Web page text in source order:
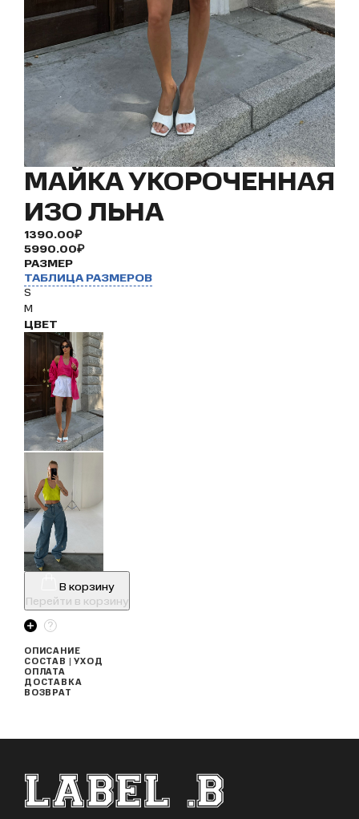
МАЙКА УКОРОЧЕННАЯ
ИЗО ЛЬНА
1390.00₽
5990.00₽
РАЗМЕР
ТАБЛИЦА РАЗМЕРОВ
S
M
ЦВЕТ
В корзину
Перейти в корзину
ОПИСАНИЕ
СОСТАВ | УХОД
ОПЛАТА
ДОСТАВКА
ВОЗВРАТ
ФУТЕР САЙТА